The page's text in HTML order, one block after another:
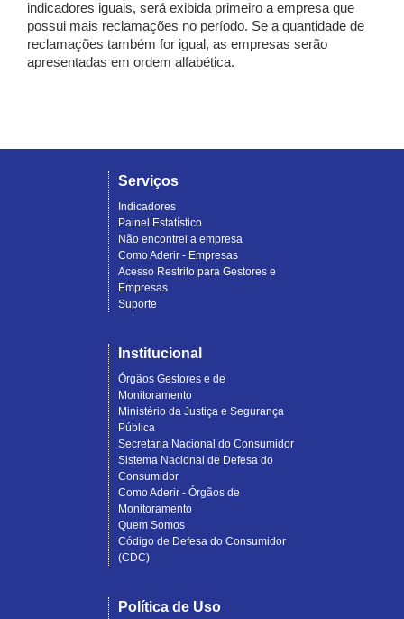
indicadores iguais, será exibida primeiro a empresa que
possui mais reclamações no período. Se a quantidade de
reclamações também for igual, as empresas serão
apresentadas em ordem alfabética.
Serviços
Indicadores
Painel Estatístico
Não encontrei a empresa
Como Aderir - Empresas
Acesso Restrito para Gestores e
Empresas
Suporte
Institucional
Órgãos Gestores e de
Monitoramento
Ministério da Justiça e Segurança
Pública
Secretaria Nacional do Consumidor
Sistema Nacional de Defesa do
Consumidor
Como Aderir - Órgãos de
Monitoramento
Quem Somos
Código de Defesa do Consumidor
(CDC)
Política de Uso